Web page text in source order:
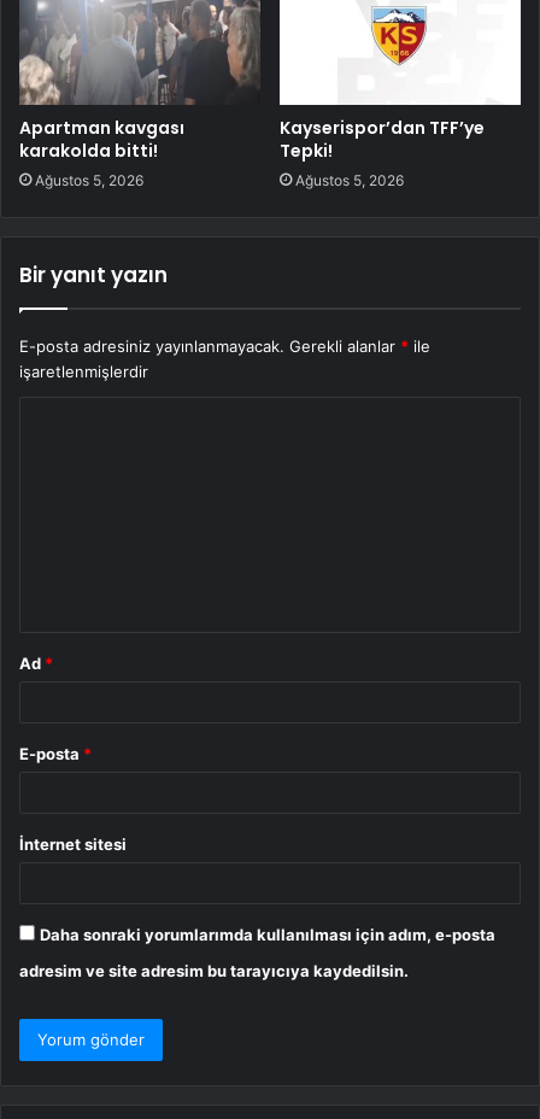
Apartman kavgası
karakolda bitti!
Ağustos 5, 2026
Kayserispor’dan TFF’ye
Tepki!
Ağustos 5, 2026
Bir yanıt yazın
E-posta adresiniz yayınlanmayacak. Gerekli alanlar * ile
işaretlenmişlerdir
Ad *
E-posta *
İnternet sitesi
Daha sonraki yorumlarımda kullanılması için adım, e-posta
adresim ve site adresim bu tarayıcıya kaydedilsin.